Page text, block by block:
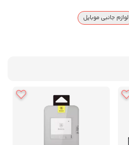
لوازم جانبی موبایل